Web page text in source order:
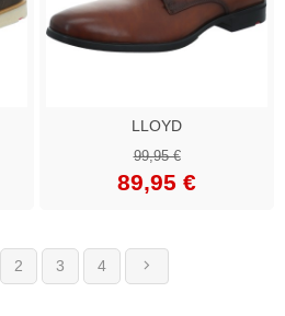
LLOYD
99,95 €
89,95 €
2 3 4